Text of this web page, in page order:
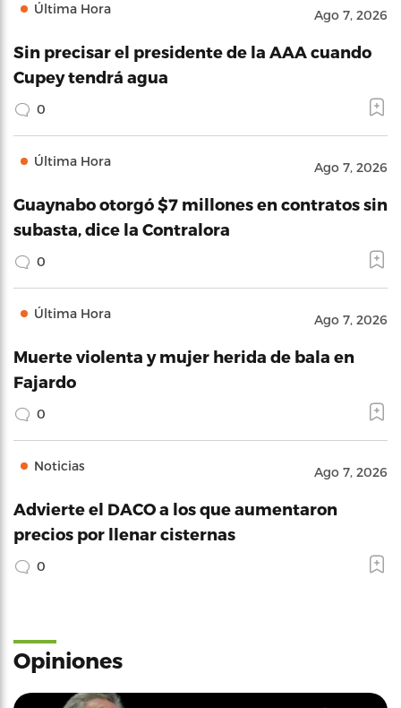
Última Hora Ago 7, 2026
Sin precisar el presidente de la AAA cuando
Cupey tendrá agua
0
Última Hora Ago 7, 2026
Guaynabo otorgó $7 millones en contratos sin
subasta, dice la Contralora
0
Última Hora Ago 7, 2026
Muerte violenta y mujer herida de bala en
Fajardo
0
Noticias Ago 7, 2026
Advierte el DACO a los que aumentaron
precios por llenar cisternas
0
Opiniones